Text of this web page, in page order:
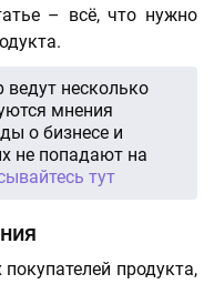
– всё, что нужно
ведут несколько
мнения
о бизнесе и
не попадают на
тут
продукта,